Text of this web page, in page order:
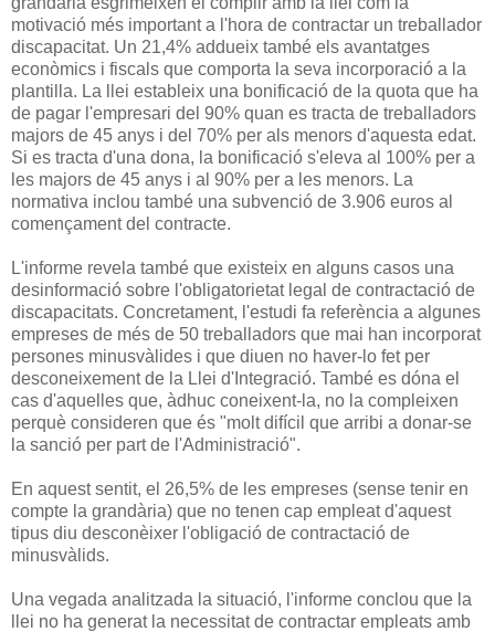
motivació més important a l'hora de contractar un treballador
discapacitat. Un 21,4% addueix també els avantatges
econòmics i fiscals que comporta la seva incorporació a la
plantilla. La llei estableix una bonificació de la quota que ha
de pagar l'empresari del 90% quan es tracta de treballadors
majors de 45 anys i del 70% per als menors d'aquesta edat.
Si es tracta d'una dona, la bonificació s'eleva al 100% per a
les majors de 45 anys i al 90% per a les menors. La
normativa inclou també una subvenció de 3.906 euros al
començament del contracte.
L'informe revela també que existeix en alguns casos una
desinformació sobre l'obligatorietat legal de contractació de
discapacitats. Concretament, l'estudi fa referència a algunes
empreses de més de 50 treballadors que mai han incorporat
persones minusvàlides i que diuen no haver-lo fet per
desconeixement de la Llei d'Integració. També es dóna el
cas d'aquelles que, àdhuc coneixent-la, no la compleixen
perquè consideren que és "molt difícil que arribi a donar-se
la sanció per part de l'Administració".
En aquest sentit, el 26,5% de les empreses (sense tenir en
compte la grandària) que no tenen cap empleat d'aquest
tipus diu desconèixer l'obligació de contractació de
minusvàlids.
Una vegada analitzada la situació, l'informe conclou que la
llei no ha generat la necessitat de contractar empleats amb